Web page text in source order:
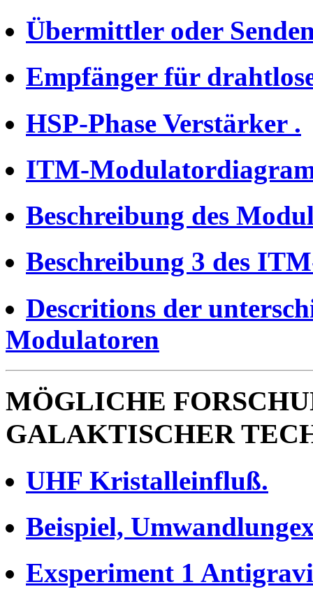
Übermittler oder
Empfänger für
HSP-Phase Verstärker .
ITM-
Beschreibung des
Beschreibung 3 des
Descritions der
Modulatoren
MÖGLICHE
GALAKTISCHER
UHF Kristalleinfluß.
Beispiel,
Exsperiment 1